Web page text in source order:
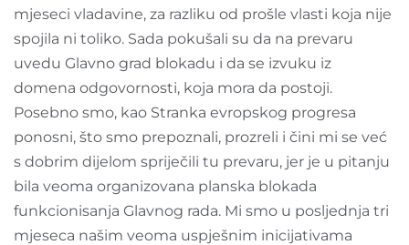
mjeseci vladavine, za razliku od prošle vlasti koja nije
spojila ni toliko. Sada pokušali su da na prevaru
uvedu Glavno grad blokadu i da se izvuku iz
domena odgovornosti, koja mora da postoji.
Posebno smo, kao Stranka evropskog progresa
ponosni, što smo prepoznali, prozreli i čini mi se već
s dobrim dijelom spriječili tu prevaru, jer je u pitanju
bila veoma organizovana planska blokada
funkcionisanja Glavnog rada. Mi smo u posljednja tri
mjeseca našim veoma uspješnim inicijativama